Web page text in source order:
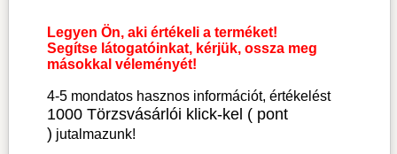
Legyen Ön, aki értékeli a terméket!
Segítse látogatóinkat, kérjük, ossza meg
másokkal véleményét!
4-5 mondatos hasznos információt, értékelést
1000 Törzsvásárlói klick-kel ( pont
) jutalmazunk!